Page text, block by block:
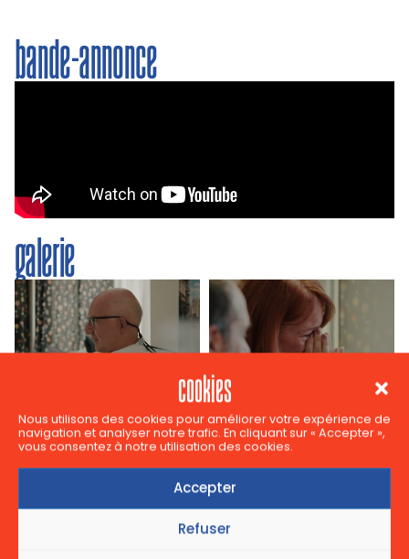
cookies
Nous utilisons des cookies pour améliorer votre expérience de
navigation et analyser notre trafic. En cliquant sur « Accepter »,
vous consentez à notre utilisation des cookies.
Accepter
Refuser
bande-annonce
galerie